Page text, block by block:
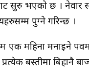
सुरु भएको छ । नेवार
पुग्ने गरिन्छ ।
महिना मनाइने
बस्तीमा बिहानै